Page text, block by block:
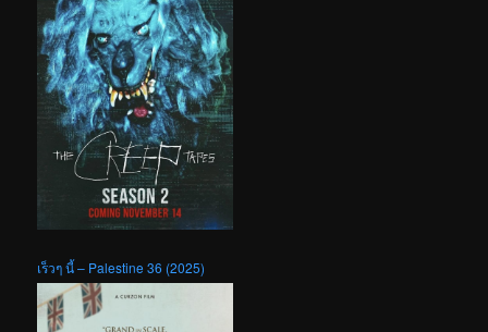
เร็วๆ นี้ – Palestine 36 (2025)